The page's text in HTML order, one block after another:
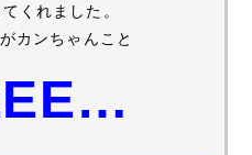
くれました。
カンちゃんこと